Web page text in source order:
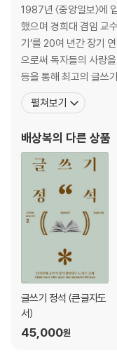
04 흥미를 지속하려면 미
05 주장을 강조하려면 양
06 실용문은 삼단 구성이
제3장 공감을 느끼게끔 써
01 남의 일이 아니라는 생
02 공통적인 체험에 호소하
04 여운을 남겨라
05 유머러스하게 얘기하라
06 반복어법을 구사하라
제4장 설득은 논리에서 나
01 일관성 있게 써야 한다
03 인과관계를 일치시켜라
04 내용에 논리적 모순이
05 근거를 충분히 제시해
06 어법에 맞아야 한다
07 단어의 고유한 의미를
1987년 〈중앙일보〉
했으며 경희대 겸임 교
기’를 20여 년간 장기
으로써 독자들의 사랑
등을 통해 최고의 글쓰
화부장관상인 ‘우리말
글학회가 주는 ‘국어운
토링》, 《단어가 인격이다
펼쳐보기
배상복의 다른 상품
글쓰기 정석 (큰글자도
서)
45,000원